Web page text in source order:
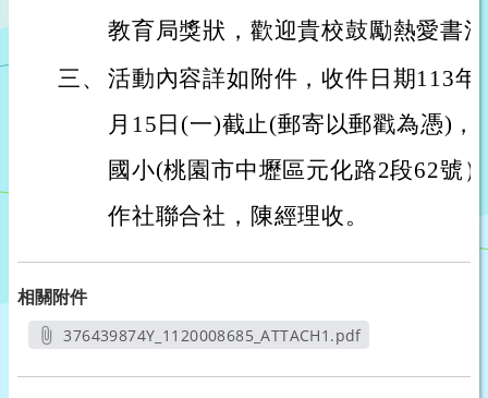
教育局獎狀，歡迎貴校鼓勵熱愛書
三、 活動內容詳如附件，收件日期113
月15日(一)截止(郵寄以郵戳為憑)，
國小(桃園市中壢區元化路2段62號
作社聯合社，陳經理收。
相關附件
376439874Y_1120008685_ATTACH1.pdf